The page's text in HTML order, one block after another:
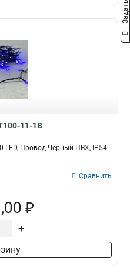
11-1B
LED, Провод Черный ПВХ, IP54
Сравнить
₽
+